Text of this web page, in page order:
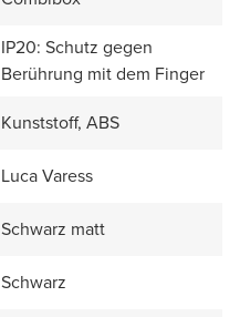
IP20: Schutz gegen
Berührung mit dem Finger
Kunststoff, ABS
Luca Varess
Schwarz matt
Schwarz